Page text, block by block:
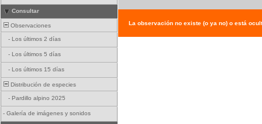
Consultar
Observaciones
- Los últimos 2 días
- Los últimos 5 días
- Los últimos 15 días
Distribución de especies
- Pardillo alpino 2025
- Galería de imágenes y sonidos
La observación no existe (o ya no) o está